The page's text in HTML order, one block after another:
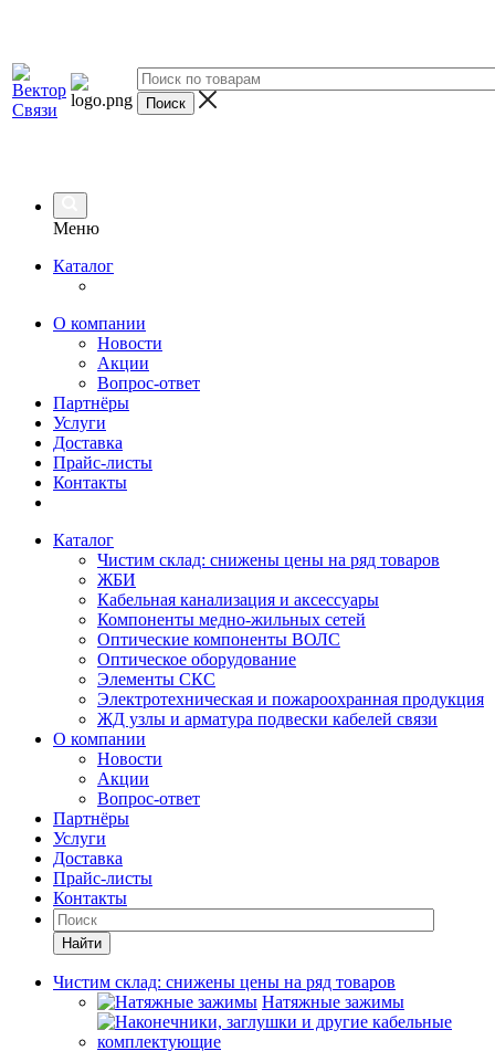
Меню
Каталог
О компании
Новости
Акции
Вопрос-ответ
Партнёры
Услуги
Доставка
Прайс-листы
Контакты
Каталог
Чистим склад: снижены цены на ряд товаров
ЖБИ
Кабельная канализация и аксессуары
Компоненты медно-жильных сетей
Оптические компоненты ВОЛС
Оптическое оборудование
Элементы СКС
Электротехническая и пожароохранная продукция
ЖД узлы и арматура подвески кабелей связи
О компании
Новости
Акции
Вопрос-ответ
Партнёры
Услуги
Доставка
Прайс-листы
Контакты
Найти
Чистим склад: снижены цены на ряд товаров
Натяжные зажимы